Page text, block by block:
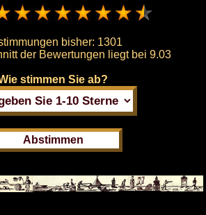
bisher: 1301
der Bewertungen liegt bei 9.03
stimmen Sie ab?